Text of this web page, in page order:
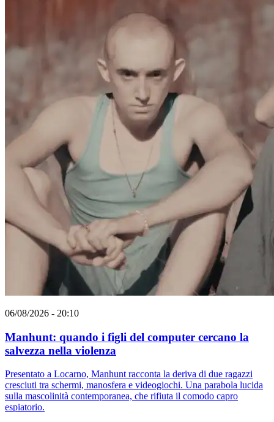
06/08/2026 - 20:10
Manhunt: quando i figli del computer cercano la
salvezza nella violenza
Presentato a Locarno, Manhunt racconta la deriva di due ragazzi
cresciuti tra schermi, manosfera e videogiochi. Una parabola lucida
sulla mascolinità contemporanea, che rifiuta il comodo capro
espiatorio.